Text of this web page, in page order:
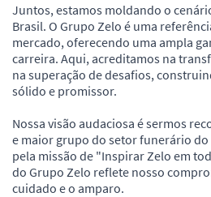
Juntos, estamos moldando o
Brasil. O Grupo Zelo é uma
mercado, oferecendo uma ampla
carreira. Aqui, acreditamos na
na superação de desafios,
sólido e promissor.
Nossa visão audaciosa é sermos
e maior grupo do setor funerário do
pela missão de "Inspirar Zelo em
do Grupo Zelo reflete nosso
cuidado e o amparo.